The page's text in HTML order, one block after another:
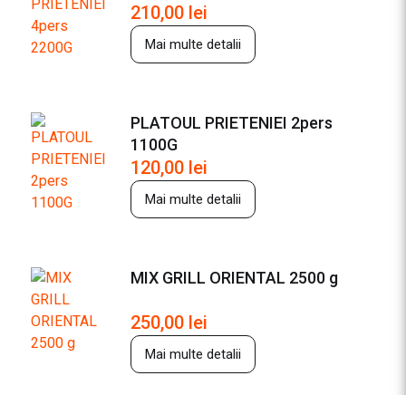
210,00 lei
Mai multe detalii
PLATOUL PRIETENIEI 2pers
1100G
120,00 lei
Mai multe detalii
MIX GRILL ORIENTAL 2500 g
250,00 lei
Mai multe detalii